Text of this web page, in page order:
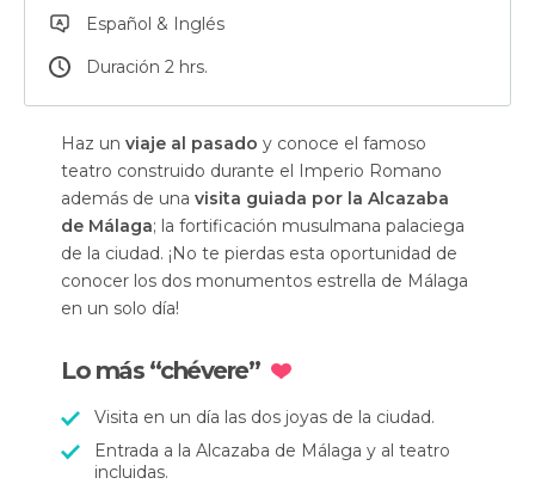
Español & Inglés
Duración 2 hrs.
Haz un viaje al pasado y conoce el famoso
teatro construido durante el Imperio Romano
además de una visita guiada por la Alcazaba
de Málaga; la fortificación musulmana palaciega
de la ciudad. ¡No te pierdas esta oportunidad de
conocer los dos monumentos estrella de Málaga
en un solo día!
Lo más “chévere”
Visita en un día las dos joyas de la ciudad.
Entrada a la Alcazaba de Málaga y al teatro
incluidas.